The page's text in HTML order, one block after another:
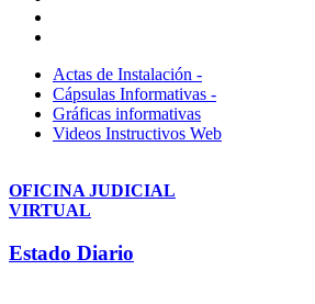
Actas de Instalación -
Cápsulas Informativas -
Gráficas informativas
Videos Instructivos Web
OFICINA JUDICIAL
VIRTUAL
Estado Diario